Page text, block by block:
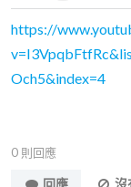
https://
Och5&index=4
0 則回應
回應
沒